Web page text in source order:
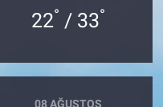
22° / 33°
08 AĞUSTOS